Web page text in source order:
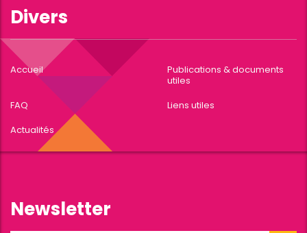
Divers
Accueil
Publications & documents
utiles
FAQ
Liens utiles
Actualités
Newsletter